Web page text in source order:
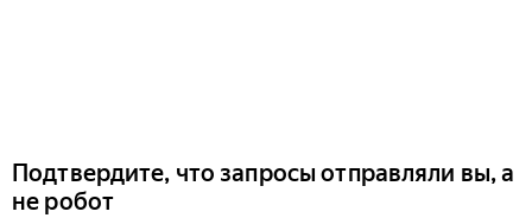
Подтвердите, что запросы отправляли вы, а
не робот